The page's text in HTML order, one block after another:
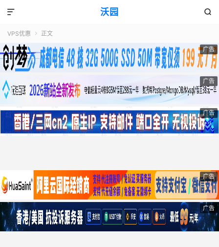
沃园 

VPS优惠  正文
广告
广告
广告
广告
广告